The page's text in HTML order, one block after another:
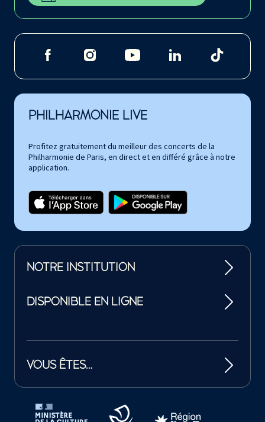
PHILHARMONIE LIVE
Profitez gratuitement du meilleur des concerts de la
Philharmonie de Paris, en direct et en différé grâce à notre
application.
NOTRE INSTITUTION
DISPONIBLE EN LIGNE
VOUS ÊTES…
Tutelles et mécènes de la Philharmonie de Paris